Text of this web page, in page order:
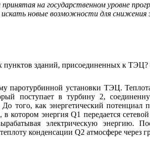
на государственном уровне
новые возможности для
пунктов зданий, присоединенных к ТЭЦ?
паротурбинной установки ТЭЦ.
поступает в турбину 2,
До того, как энергетический
в котором энергия Q1 передается
электрическую энергию.
конденсации Q2 атмосфере через